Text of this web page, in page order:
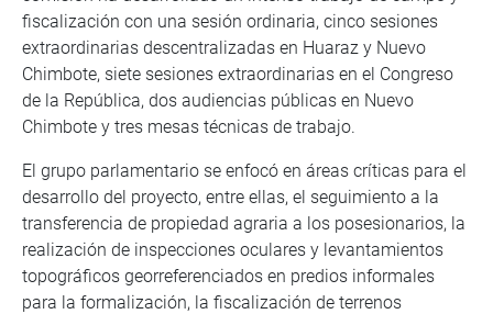
fiscalización con una sesión ordinaria, cinco sesiones
extraordinarias descentralizadas en Huaraz y Nuevo
Chimbote, siete sesiones extraordinarias en el Congreso
de la República, dos audiencias públicas en Nuevo
Chimbote y tres mesas técnicas de trabajo.
El grupo parlamentario se enfocó en áreas críticas para el
desarrollo del proyecto, entre ellas, el seguimiento a la
transferencia de propiedad agraria a los posesionarios, la
realización de inspecciones oculares y levantamientos
topográficos georreferenciados en predios informales
para la formalización, la fiscalización de terrenos